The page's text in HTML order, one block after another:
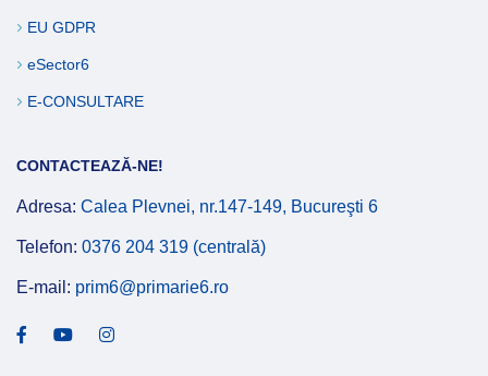
EU GDPR
eSector6
E-CONSULTARE
CONTACTEAZĂ-NE!
Adresa: Calea Plevnei, nr.147-149, Bucureşti 6
Telefon: 0376 204 319 (centrală)
E-mail: prim6@primarie6.ro